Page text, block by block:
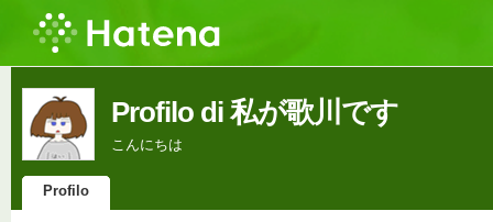
Profilo di 私が歌川です
こんにちは
Profilo